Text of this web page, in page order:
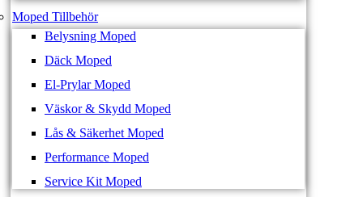
Moped Tillbehör
Belysning Moped
Däck Moped
El-Prylar Moped
Väskor & Skydd Moped
Lås & Säkerhet Moped
Performance Moped
Service Kit Moped